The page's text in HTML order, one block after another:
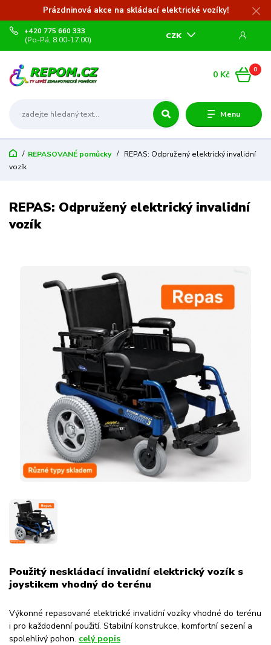
Prázdninová akce na skládací elektrické vozíky!
Menu
CZK
+420 775 660 333
(Po-Pá, 8:00-17:00)
0
0 Kč
REPASOVANÉ pomůcky
REPAS: Odpružený elektrický invalidní
vozík
REPAS: Odpružený elektrický invalidní
vozík
Použitý neskládací invalidní elektrický vozík s
joystikem vhodný do terénu
Výkonné repasované elektrické invalidní vozíky vhodné do terénu
i pro každodenní použití. Stabilní konstrukce, komfortní sezení a
spolehlivý pohon. celý popis